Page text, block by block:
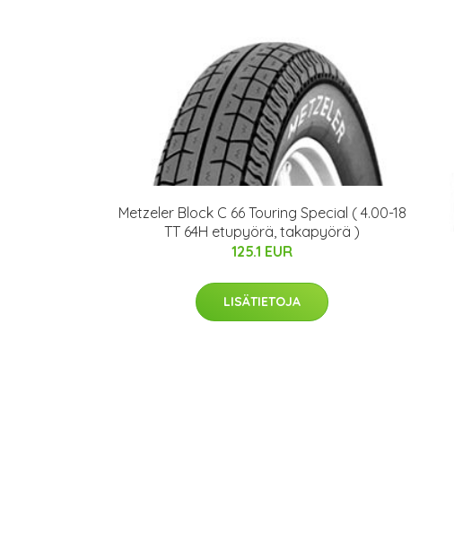
Metzeler Block C 66 Touring Special ( 4.00-18
TT 64H etupyörä, takapyörä )
125.1 EUR
LISÄTIETOJA